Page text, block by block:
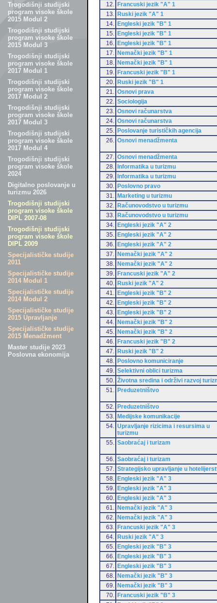
Trogodišnji studijski
program visoke škole
2015 Modul 2
Trogodišnji studijski
program visoke škole
2015 Modul 3
Trogodišnji studijski
program visoke škole
2017 Modul 1
Trogodišnji studijski
program visoke škole
2017 Modul 2
Trogodišnji studijski
program visoke škole
2017 Modul 3
Trogodišnji studijski
program visoke škole
2017 Modul 4
Trogodišnji studijski
program visoke škole
2024
Digitalno poslovanje u
turizmu 2026
Trogodišnji studijski
program visoke škole
DIPL 2007-08
Trogodišnji studijski
program visoke škole
DIPL 2009
Specijalističke studije
2011
Specijalističke studije
2014 Modul 1
Specijalističke studije
2014 Modul 2
Specijalističke studije
2015 Upravljanje
Specijalističke studije
2015 Menadžment
Master studije 2023
Poslovna ekonomija
12.
Francuski jezik "A" 1
13.
Ruski jezik "A" 1
14.
Engleski jezik "B" 1
15.
Engleski jezik "B" 1
16.
Engleski jezik "B" 1
17.
Nemački jezik "B" 1
18.
Nemački jezik "B" 1
19.
Francuski jezik "B" 1
20.
Ruski jezik "B" 1
21.
Osnovi prava
22.
Sociologija
23.
Osnovi računarstva
24.
Osnovi računarstva
25.
Poslovanje turističkih agencija
26.
Osnovi menadžmenta
27.
Osnovi menadžmenta
28.
Informatika u turizmu
29.
Informatika u turizmu
30.
Poslovno pravo
31.
Marketing u turizmu
32.
Računovodstvo u turizmu
33.
Računovodstvo u turizmu
34.
Engleski jezik "A" 2
35.
Engleski jezik "A" 2
36.
Engleski jezik "A" 2
37.
Nemački jezik "A" 2
38.
Nemački jezik "A" 2
39.
Francuski jezik "A" 2
40.
Ruski jezik "A" 2
41.
Engleski jezik "B" 2
42.
Engleski jezik "B" 2
43.
Engleski jezik "B" 2
44.
Nemački jezik "B" 2
45.
Nemački jezik "B" 2
46.
Francuski jezik "B" 2
47.
Ruski jezik "B" 2
48.
Poslovno komuniciranje
49.
Selektivni oblici turizma
50.
Životna sredina i održivi razvoj
51.
Preduzetništvo
52.
Preduzetništvo
53.
Medijske komunikacije
54.
Upravljanje rizicima i resursima u
turizmu
55.
Saobraćaj i turizam
56.
Saobraćaj i turizam
57.
Strategijsko upravljanje u
58.
Engleski jezik "A" 3
59.
Engleski jezik "A" 3
60.
Engleski jezik "A" 3
61.
Nemački jezik "A" 3
62.
Nemački jezik "A" 3
63.
Francuski jezik "A" 3
64.
Ruski jezik "A" 3
65.
Engleski jezik "B" 3
66.
Engleski jezik "B" 3
67.
Engleski jezik "B" 3
68.
Nemački jezik "B" 3
69.
Nemački jezik "B" 3
70.
Francuski jezik "B" 3